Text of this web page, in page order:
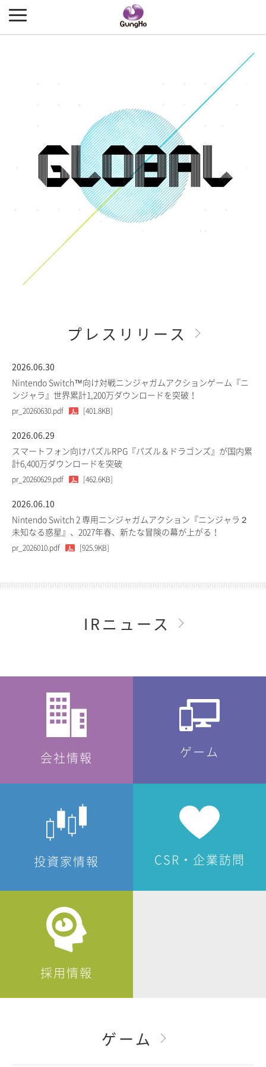
プレスリリース
2026.06.30
Nintendo Switch™向け対戦ニンジャガムアクションゲーム『ニ
ンジャラ』世界累計1,200万ダウンロードを突破！
pr_20260630.pdf [401.8KB]
2026.06.29
スマートフォン向けパズルRPG『パズル＆ドラゴンズ』が国内累
計6,400万ダウンロードを突破
pr_20260629.pdf [462.6KB]
2026.06.10
Nintendo Switch 2 専用ニンジャガムアクション『ニンジャラ２
未知なる惑星』、2027年春、新たな冒険の幕が上がる！
pr_2026010.pdf [925.9KB]
IRニュース
会社情報
ゲーム
投資家情報 CSR・企業訪問
採用情報
ゲーム